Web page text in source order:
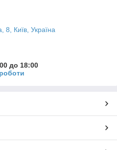
8, Київ, Україна
до 18:00